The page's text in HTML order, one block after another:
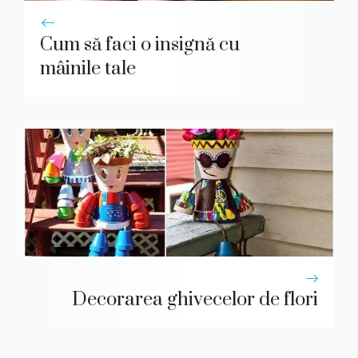
Cum să faci o insignă cu
mâinile tale
Decorarea ghivecelor de flori